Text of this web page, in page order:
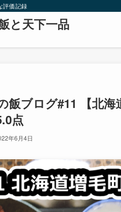
評価記録
と天下一品
飯ブログ#11 【北
点
年6月4日